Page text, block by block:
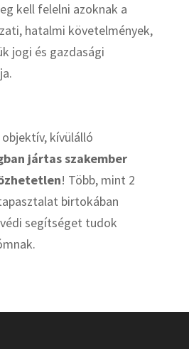
kell felelni azoknak a
hatalmi követelmények,
jogi és gazdasági
kívülálló
jártas szakember
! Több, mint 2
birtokában
segítséget tudok